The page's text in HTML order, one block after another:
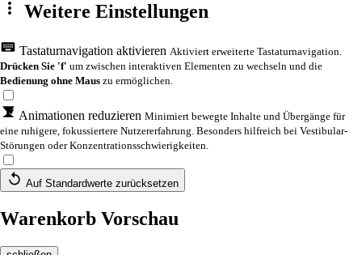
Weitere Einstellungen
Tastaturnavigation aktivieren Aktiviert erweiterte Tastaturnavigation.
Drücken Sie 'f' um zwischen interaktiven Elementen zu wechseln und die
Bedienung ohne Maus zu ermöglichen.
Animationen reduzieren Minimiert bewegte Inhalte und Übergänge für
eine ruhigere, fokussiertere Nutzererfahrung. Besonders hilfreich bei Vestibular-
Störungen oder Konzentrationsschwierigkeiten.
Auf Standardwerte zurücksetzen
Warenkorb Vorschau